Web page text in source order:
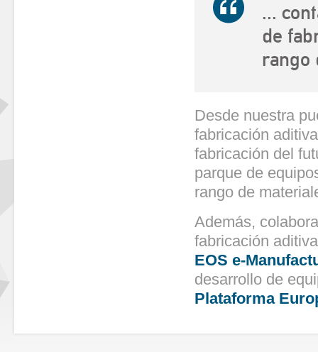
...
de
rango
Desde nuestra
fabricación
fabricación del
parque de
rango de
Además,
fabricación
EOS e-
desarrollo de
Plataforma